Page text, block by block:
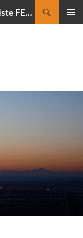
CIELMANIA : le blog de Jean-Baptiste FELDMANN, photographe du ciel